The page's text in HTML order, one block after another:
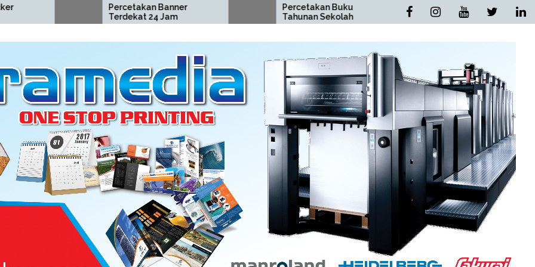
Percetakan Banner
Terdekat 24 Jam
Percetakan Buku
Tahunan Sekolah
Percetakan Buku Novel